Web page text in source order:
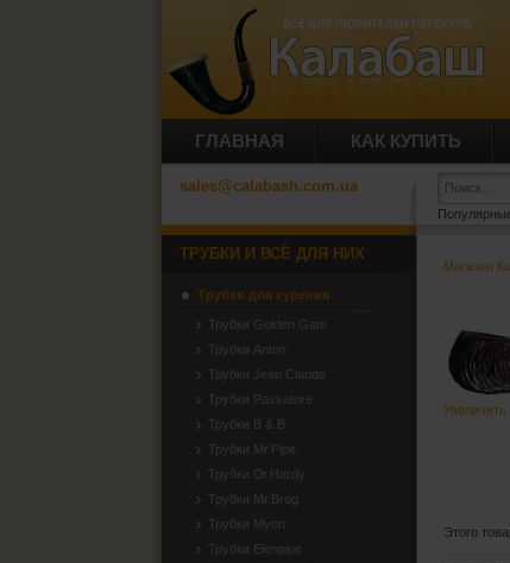
ГЛАВНАЯ КАК КУПИТЬ
sales@calabash.com.ua
Магазин
Увеличить
Этого
ТРУБКИ И ВСЁ ДЛЯ НИХ
Трубки для курения
Трубки Golden Gate
Трубки Anton
Трубки Jean Claude
Трубки Passatore
Трубки B & B
Трубки Mr.Pipe
Трубки Dr.Hardy
Трубки Mr.Brog
Трубки Myon
Трубки Elenpipe